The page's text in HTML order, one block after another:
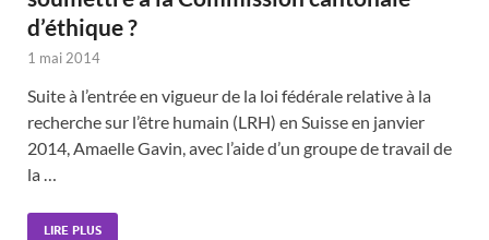
d’éthique ?
1 mai 2014
Suite à l’entrée en vigueur de la loi fédérale relative à la
recherche sur l’être humain (LRH) en Suisse en janvier
2014, Amaelle Gavin, avec l’aide d’un groupe de travail de
la …
LIRE PLUS